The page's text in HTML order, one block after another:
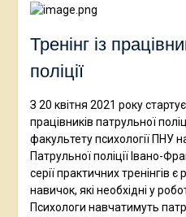
Тренінг із
поліції
З 20 квітня 2021 року
працівників патрульної
факультету психології ПНУ
Патрульної поліції Івано-
серії практичних тренінгів
навичок, які необхідні у
Психологи навчатимуть